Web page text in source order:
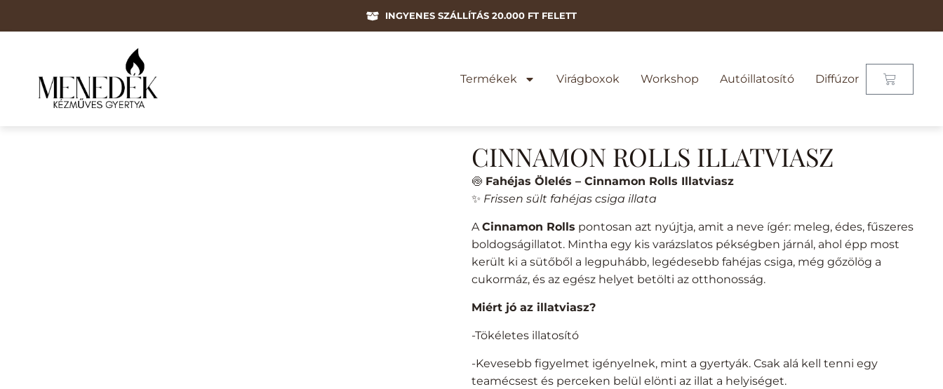
INGYENES SZÁLLÍTÁS 20.000 FT FELETT
Termékek Virágboxok Workshop Autóillatosító Diffúzor
CINNAMON ROLLS ILLATVIASZ
🍥 Fahéjas Ölelés – Cinnamon Rolls Illatviasz
✨ Frissen sült fahéjas csiga illata
ACinnamon Rolls pontosan azt nyújtja, amit a neve ígér: meleg, édes, fűszeres
boldogságillatot. Mintha egy kis varázslatos pékségben járnál, ahol épp most
került ki a sütőből a legpuhább, legédesebb fahéjas csiga, még gőzölög a
cukormáz, és az egész helyet betölti az otthonosság.
Miért jó az illatviasz?
-Tökéletes illatosító
-Kevesebb figyelmet igényelnek, mint a gyertyák. Csak alá kell tenni egy
teamécsest és perceken belül elönti az illat a helyiséget.